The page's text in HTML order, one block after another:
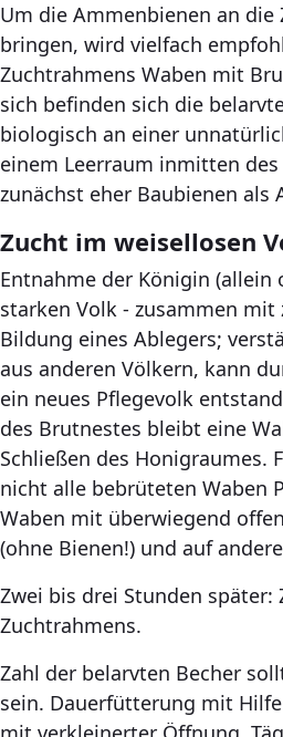
Um die Ammenbienen an die
bringen, wird vielfach
Zuchtrahmens Waben mit
sich befinden sich die
biologisch an einer
einem Leerraum inmitten
zunächst eher Baubienen als
Zucht im weisellosen
Entnahme der Königin (allein
starken Volk - zusammen mit
Bildung eines Ablegers;
aus anderen Völkern, kann
ein neues Pflegevolk
des Brutnestes bleibt eine
Schließen des Honigraumes.
nicht alle bebrüteten Waben
Waben mit überwiegend
(ohne Bienen!) und auf
Zwei bis drei Stunden später:
Zuchtrahmens.
Zahl der belarvten Becher
sein. Dauerfütterung mit